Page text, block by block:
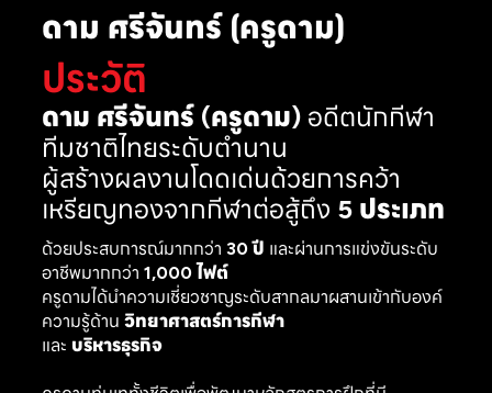
ดาม ศรีจันทร์ (ครูดาม)
ประวัติ
ดาม ศรีจันทร์ (ครูดาม)อดีตนักกีฬา
ทีมชาติไทยระดับตำนาน
ผู้สร้างผลงานโดดเด่นด้วยการคว้า
เหรียญทองจากกีฬาต่อสู้ถึง 5 ประเภท
ด้วยประสบการณ์มากกว่า 30 ปี และผ่านการแข่งขันระดับ
อาชีพมากกว่า 1,000 ไฟต์
ครูดามได้นำความเชี่ยวชาญระดับสากลมาผสานเข้ากับองค์
ความรู้ด้าน วิทยาศาสตร์การกีฬา
และ บริหารธุรกิจ